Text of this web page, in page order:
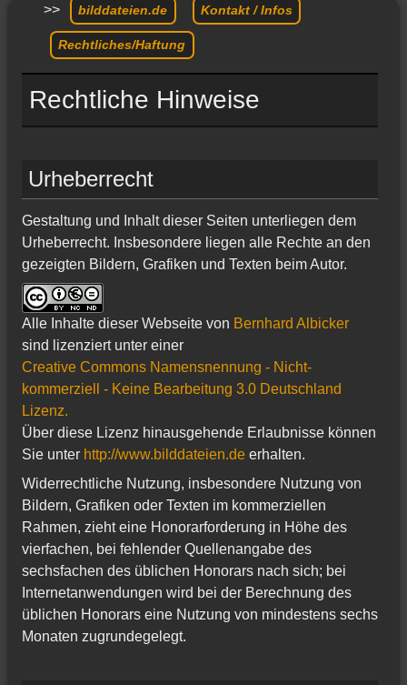
>> bilddateien.de Kontakt / Infos
Rechtliches/Haftung
Rechtliche Hinweise
Urheberrecht
Gestaltung und Inhalt dieser Seiten unterliegen dem
Urheberrecht. Insbesondere liegen alle Rechte an den
gezeigten Bildern, Grafiken und Texten beim Autor.
Alle Inhalte dieser Webseite von Bernhard Albicker
sind lizenziert unter einer
Creative Commons Namensnennung - Nicht-
kommerziell - Keine Bearbeitung 3.0 Deutschland
Lizenz.
Über diese Lizenz hinausgehende Erlaubnisse können
Sie unter http://www.bilddateien.de erhalten.
Widerrechtliche Nutzung, insbesondere Nutzung von
Bildern, Grafiken oder Texten im kommerziellen
Rahmen, zieht eine Honorarforderung in Höhe des
vierfachen, bei fehlender Quellenangabe des
sechsfachen des üblichen Honorars nach sich; bei
Internetanwendungen wird bei der Berechnung des
üblichen Honorars eine Nutzung von mindestens sechs
Monaten zugrundegelegt.